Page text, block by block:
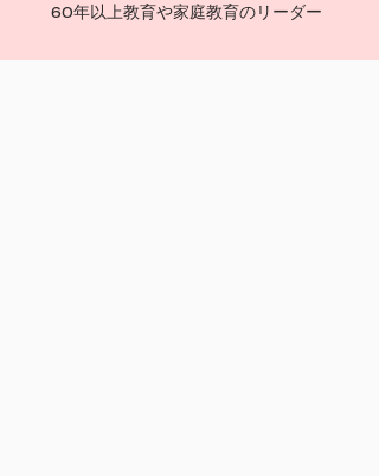
60年以上教育や家庭教育のリーダー